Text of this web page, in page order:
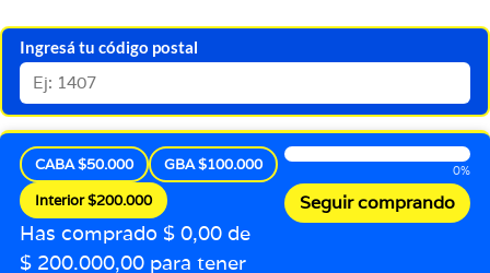
Ingresá tu código postal
CABA $50.000
GBA $100.000
Interior $200.000
Has comprado $ 0,00 de
$ 200.000,00 para tener
0%
Seguir comprando